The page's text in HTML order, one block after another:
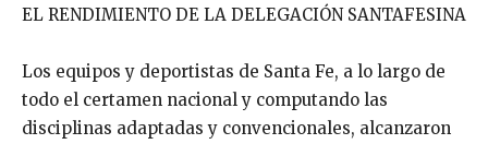
EL RENDIMIENTO DE LA DELEGACIÓN SANTAFESINA
Los equipos y deportistas de Santa Fe, a lo largo de
todo el certamen nacional y computando las
disciplinas adaptadas y convencionales, alcanzaron